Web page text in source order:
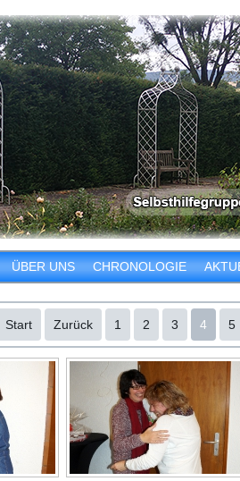
ÜBER UNS CHRONOLOGIE
Start Zurück 1 2 3 4 5